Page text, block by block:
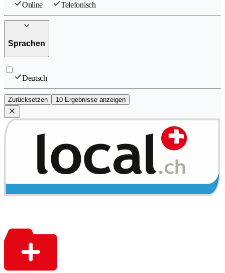
Online Telefonisch
Sprachen
Deutsch
Zurücksetzen 10 Ergebnisse anzeigen